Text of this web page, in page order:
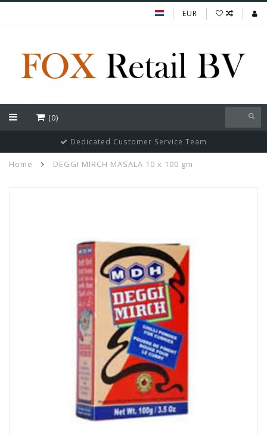
EUR
(0)
Dedicated Customer Service Team
Home DEGGI MIRCH MASALA 10 x 100 gm